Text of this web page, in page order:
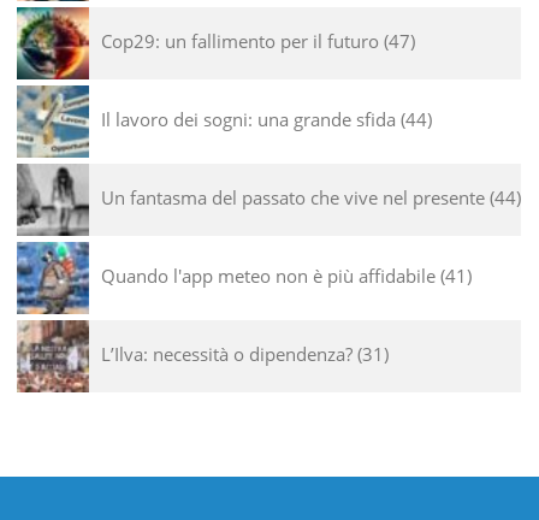
Cop29: un fallimento per il futuro 47
Il lavoro dei sogni: una grande sfida 44
Un fantasma del passato che vive nel presente 44
Quando l'app meteo non è più affidabile 41
L’Ilva: necessità o dipendenza? 31